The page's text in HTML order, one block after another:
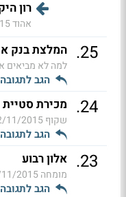
רון
אהוד
25
. המלצת בנק
למה לא מביאים
הגב
24
. מכירת
שקוף2015 13:03
הגב
23
. אלון רבוע
מומחה2015 12:59
הגב